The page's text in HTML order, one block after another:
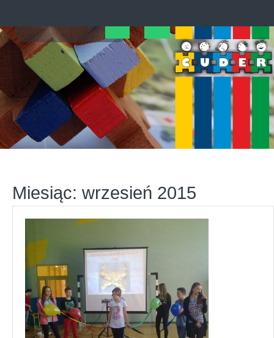
content
Open
Button
Miesiąc: wrzesień 2015